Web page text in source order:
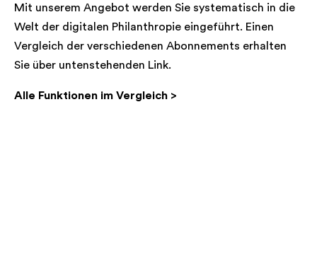
Mit unserem Angebot werden Sie systematisch in die
Welt der digitalen Philanthropie eingeführt. Einen
Vergleich der verschiedenen Abonnements erhalten
Sie über untenstehenden Link.
Alle Funktionen im Vergleich >